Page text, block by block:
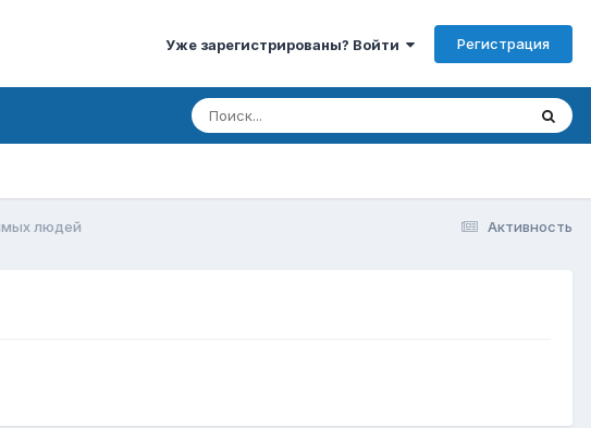
Уже зарегистрированы? Войти Регистрация
Активность
людей